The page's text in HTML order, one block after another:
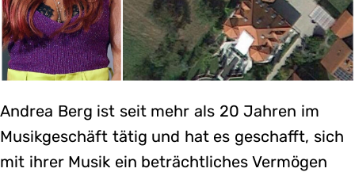
Andrea Berg ist seit mehr als 20 Jahren im
Musikgeschäft tätig und hat es geschafft, sich
mit ihrer Musik ein beträchtliches Vermögen